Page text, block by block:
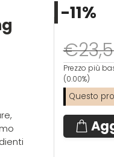
-11%
Prezzo più
(0.00%)
Questo